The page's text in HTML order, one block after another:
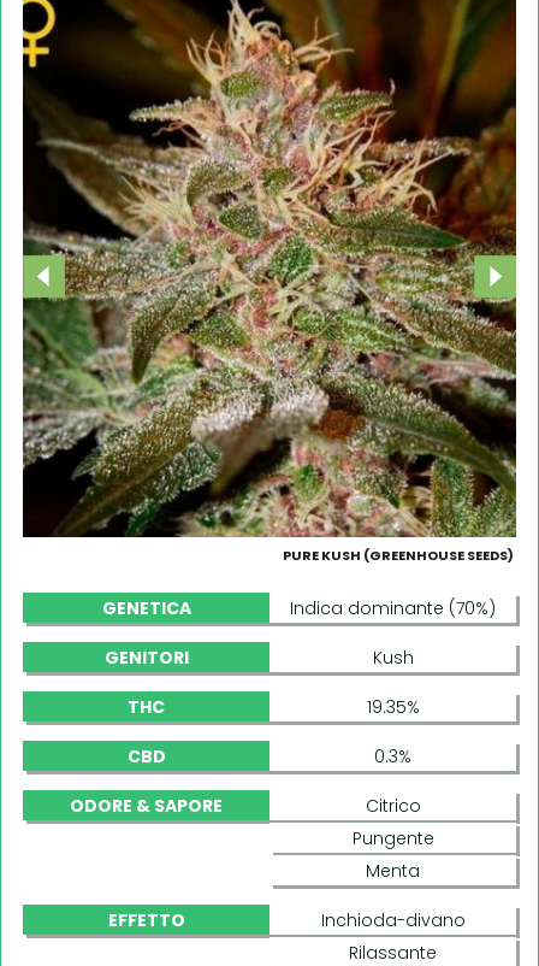
PURE KUSH (GREENHOUSE SEEDS)
GENETICA Indica dominante (70%)
GENITORI Kush
THC 19.35%
CBD 0.3%
ODORE & SAPORE
Citrico
Pungente
Menta
EFFETTO
Inchioda-divano
Rilassante